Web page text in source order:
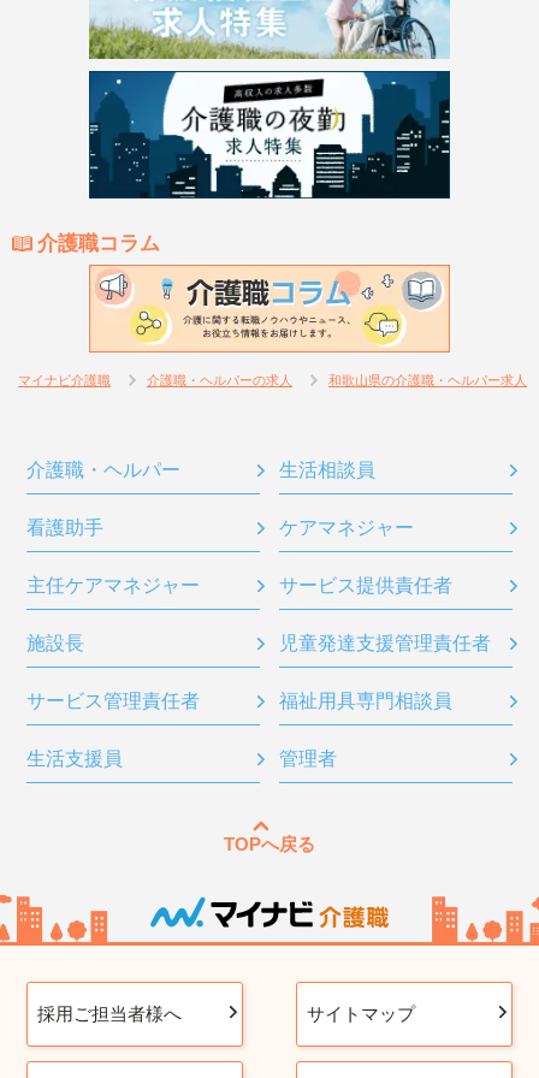
介護職コラム
マイナビ介護職 介護職・ヘルパーの求人 和歌山県の介護職・ヘルパー求人
介護職・ヘルパー 生活相談員
看護助手 ケアマネジャー
主任ケアマネジャー サービス提供責任者
施設長 児童発達支援管理責任者
サービス管理責任者 福祉用具専門相談員
生活支援員 管理者
TOPへ戻る
採用ご担当者様へ サイトマップ